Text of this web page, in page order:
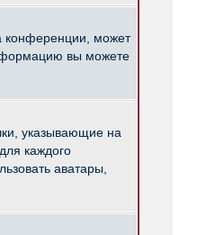
конференции, может
вы можете
указывающие на
каждого
аватары,